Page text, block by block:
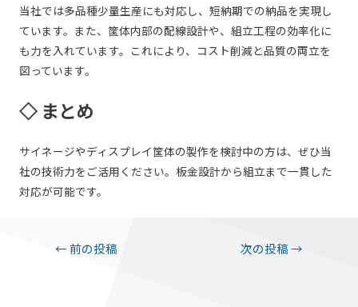
当社では多品種少量生産にも対応し、短納期での納品を実現し
ています。また、筐体内部の配線設計や、組立工程の効率化に
も力を入れています。これにより、コスト削減と品質の両立を
図っています。
◇ まとめ
サイネージやディスプレイ筐体の製作を検討中の方は、ぜひ当
社の技術力をご活用ください。板金設計から組立まで一貫した
対応が可能です。
投← 前の投稿 次の投稿→